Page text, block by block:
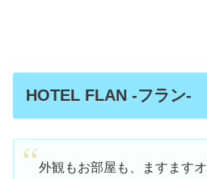
HOTEL FLAN -フラン-
外観もお部屋も、ますます